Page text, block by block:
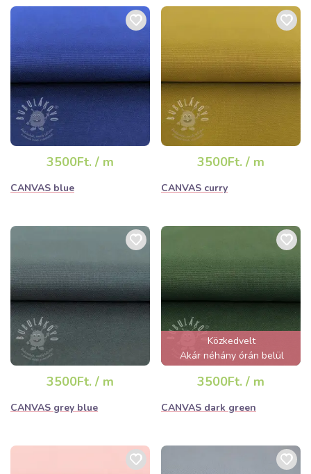
3500Ft. / m
CANVAS blue
3500Ft. / m
CANVAS curry
3500Ft. / m
CANVAS grey blue
Közkedvelt
Akár néhány órán belül
elfogyhat!
3500Ft. / m
CANVAS dark green